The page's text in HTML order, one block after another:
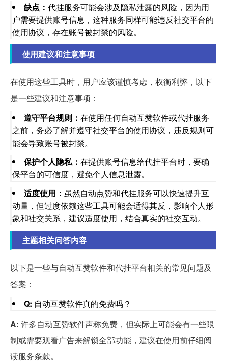
缺点： 代挂服务可能会涉及隐私泄露的风险，因为用
户需要提供账号信息，这种服务同样可能违反社交平台的
使用协议，存在账号被封禁的风险。
使用建议和注意事项
在使用这些工具时，用户应该谨慎考虑，权衡利弊，以下
是一些建议和注意事项：
遵守平台规则： 在使用任何自动互赞软件或代挂服务
之前，务必了解并遵守社交平台的使用协议，违反规则可
能会导致账号被封禁。
保护个人隐私： 在提供账号信息给代挂平台时，要确
保平台的可信度，避免个人信息泄露。
适度使用： 虽然自动点赞和代挂服务可以快速提升互
动量，但过度依赖这些工具可能会适得其反，影响个人形
象和社交关系，建议适度使用，结合真实的社交互动。
主题相关问答内容
以下是一些与自动互赞软件和代挂平台相关的常见问题及
答案：
Q: 自动互赞软件真的免费吗？
A: 许多自动互赞软件声称免费，但实际上可能会有一些限
制或需要观看广告来解锁全部功能，建议在使用前仔细阅
读服务条款。